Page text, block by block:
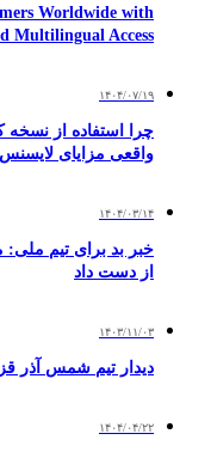
Worldwide with
Multilingual Access
۱۴۰۴/۰۷/۱۹
چرا استفاده از
واقعی مزایای لایسنس
۱۴۰۴/۰۳/۱۴
خبر بد برای تیم ملی:
از دست داد
۱۴۰۳/۱۱/۰۳
دیدار تیم شمس آذر
۱۴۰۴/۰۴/۲۲